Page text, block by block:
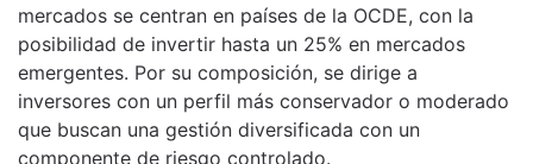
mercados se centran en países de la OCDE, con la
posibilidad de invertir hasta un 25% en mercados
emergentes. Por su composición, se dirige a
inversores con un perfil más conservador o moderado
que buscan una gestión diversificada con un
componente de riesgo controlado.